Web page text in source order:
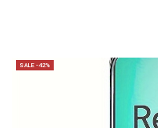
SALE -42%